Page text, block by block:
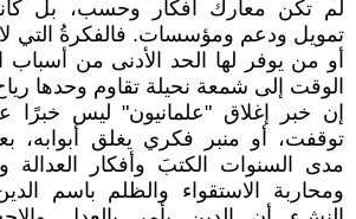
لم تكن معارك أفكار وحسب، بل
تمويل ودعم ومؤسسات. فالفكرةُ التي
أو من يوفر لها الحد الأدنى من أسباب
الوقت إلى شمعة نحيلة تقاوم وحدها
إن خبر إغلاق "علمانيون" ليس خبرًا
توقفت، أو منبر فكري يغلق أبوابه،
مدى السنوات الكتبَ وأفكار العدالة
ومحاربة الاستقواء والظلم باسم